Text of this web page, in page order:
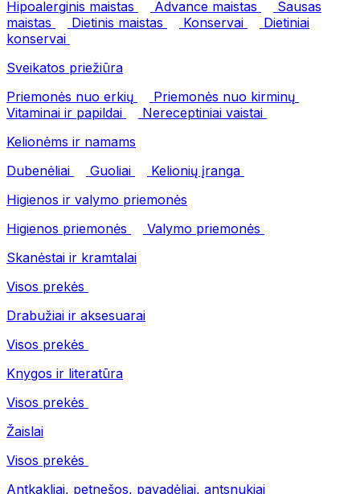
Hipoalerginis maistas
Advance maistas
Sausas
maistas
Dietinis maistas Konservai
Dietiniai
konservai
Sveikatos priežiūra
Priemonės nuo erkių
Priemonės nuo kirminų
Vitaminai ir papildai
Nereceptiniai vaistai
Kelionėms ir namams
Dubenėliai
Guoliai
Kelionių įranga
Higienos ir valymo priemonės
Higienos priemonės
Valymo priemonės
Skanėstai ir kramtalai
Visos prekės
Drabužiai ir aksesuarai
Visos prekės
Knygos ir literatūra
Visos prekės
Žaislai
Visos prekės
Antkakliai, petnešos, pavadėliai, antsnukiai